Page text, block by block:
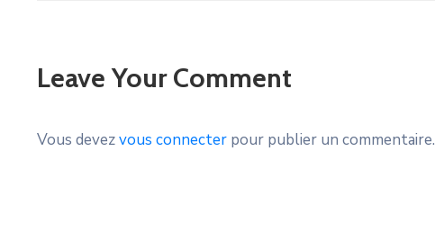
Leave Your Comment
Vous devezvous connecter pour publier un commentaire.